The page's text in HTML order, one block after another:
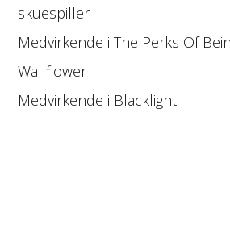
skuespiller
Medvirkende i The Perks Of
Wallflower
Medvirkende i Blacklight